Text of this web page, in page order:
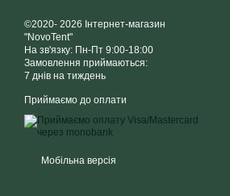
©2020- 2026 Інтернет-магазин
"NovoTent"
На зв'язку: Пн-Пт 9:00-18:00
Замовлення приймаються:
7 днів на тиждень
Приймаємо до оплати
Мобільна версія